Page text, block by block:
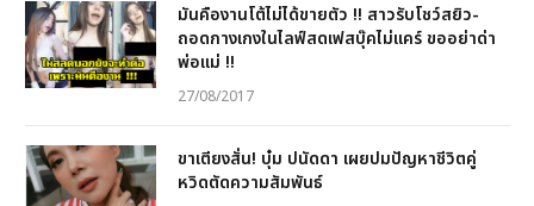
มันคืองานโต้ไม่ได้ขายตัว !! สาวรับโชว์สยิว-
ถอดกางเกงในไลฟ์สดเฟสบุ๊คไม่แคร์ ขออย่าด่า
พ่อแม่ !!
27/08/2017
ขาเตียงสั่น! บุ๋ม ปนัดดา เผยปมปัญหาชีวิตคู่
หวิดตัดความสัมพันธ์